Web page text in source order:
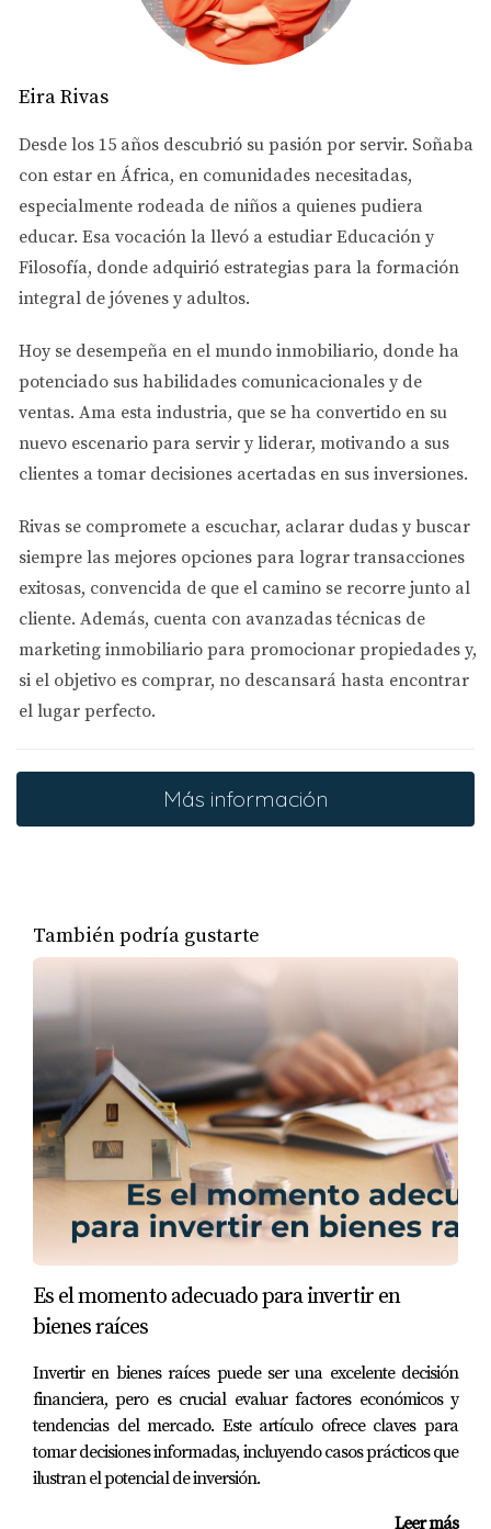
expertos pueden proporcionarte asesoramiento
invaluable y ayudarte a navegar por los aspectos
más complicados de la propiedad y la inversión
inmobiliaria.
5. Planifica tu Estrategia Financiera:
Entender tus opciones de financiamiento es
crucial. Habla con los bancos y otros prestamistas
sobre préstamos hipotecarios y otras formas de
financiamiento. Comprende las implicaciones
fiscales de tu inversión y cómo puedes maximizar
6. Establece Objetivos Claros:
Decide qué quieres lograr con tus inversiones
inmobiliarias. ¿Estás buscando ingresos a corto
plazo a través de la revalorización rápida o
de alquileres? Tus objetivos influirán en el tipo de
propiedades que debes comprar y cómo las
gestionas.
Invertir en bienes raíces sin ser un experto es
definitivamente posible. Al educarte, utilizar las
herramientas y recursos disponibles, y apoyarte
minimizar los riesgos y maximizar el potencial de
tus inversiones inmobiliarias. Recuerda, la clave
Eira Rivas
Desde los 15 años descubrió su pasión por servir. Soñaba
con estar en África, en comunidades necesitadas,
especialmente rodeada de niños a quienes pudiera
educar. Esa vocación la llevó a estudiar Educación y
Filosofía, donde adquirió estrategias para la formación
integral de jóvenes y adultos.
Hoy se desempeña en el mundo inmobiliario, donde ha
potenciado sus habilidades comunicacionales y de
ventas. Ama esta industria, que se ha convertido en su
nuevo escenario para servir y liderar, motivando a sus
clientes a tomar decisiones acertadas en sus inversiones.
Rivas se compromete a escuchar, aclarar dudas y buscar
siempre las mejores opciones para lograr transacciones
exitosas, convencida de que el camino se recorre junto al
cliente. Además, cuenta con avanzadas técnicas de
marketing inmobiliario para promocionar propiedades y,
si el objetivo es comprar, no descansará hasta encontrar
el lugar perfecto.
Más información
También podría gustarte
Es el momento adecuado para invertir en
bienes raíces
Invertir en bienes raíces puede ser una excelente decisión
financiera, pero es crucial evaluar factores económicos y
tendencias del mercado. Este artículo ofrece claves para
tomar decisiones informadas, incluyendo casos prácticos que
ilustran el potencial de inversión.
Leer más